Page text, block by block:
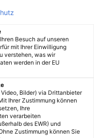
Besuch auf unseren
mit Ihrer Einwilligung
verstehen, was wir
werden in der EU
Bilder) via Drittanbieter
Ihrer Zustimmung können
Ihre
verarbeiten
des EWR) und
Zustimmung können Sie